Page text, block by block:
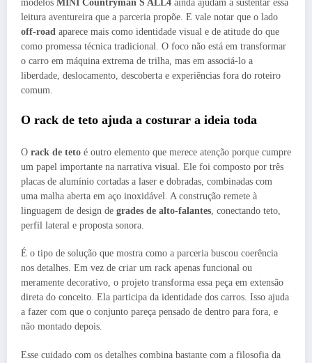
modelos MINI Countryman S ALL4 ainda ajudam a sustentar essa
leitura aventureira que a parceria propõe. E vale notar que o lado
off-road aparece mais como identidade visual e de atitude do que
como promessa técnica tradicional. O foco não está em transformar
o carro em máquina extrema de trilha, mas em associá-lo a
liberdade, deslocamento, descoberta e experiências fora do roteiro
comum.
O rack de teto ajuda a costurar a ideia toda
O rack de teto é outro elemento que merece atenção porque cumpre
um papel importante na narrativa visual. Ele foi composto por três
placas de alumínio cortadas a laser e dobradas, combinadas com
uma malha aberta em aço inoxidável. A construção remete à
linguagem de design de grades de alto-falantes, conectando teto,
perfil lateral e proposta sonora.
É o tipo de solução que mostra como a parceria buscou coerência
nos detalhes. Em vez de criar um rack apenas funcional ou
meramente decorativo, o projeto transforma essa peça em extensão
direta do conceito. Ela participa da identidade dos carros. Isso ajuda
a fazer com que o conjunto pareça pensado de dentro para fora, e
não montado depois.
Esse cuidado com os detalhes combina bastante com a filosofia da